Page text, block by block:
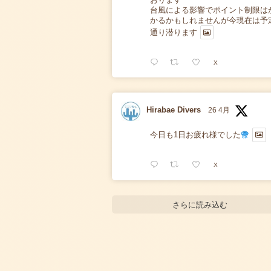
台風による影響でポイント制限は
かるかもしれませんが今現在は予
通り潜ります
X
Hirabae Divers 26 4月
今日も1日お疲れ様でした
X
さらに読み込む